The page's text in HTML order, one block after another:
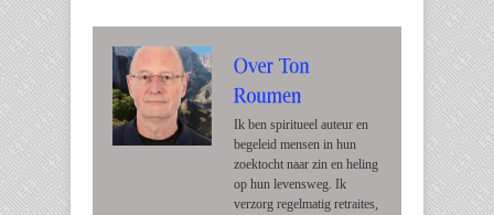
Ik ben spiritueel auteur en
begeleid mensen in hun
zoektocht naar zin en heling
op hun levensweg. Ik
verzorg regelmatig retraites,